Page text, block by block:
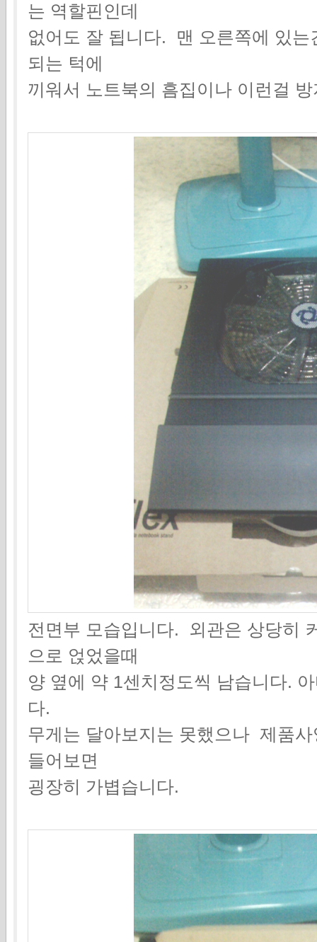
는 역할핀인데
없어도 잘 됩니다. 맨 오른쪽에 있
되는 턱에
끼워서 노트북의 흠집이나 이런걸
전면부 모습입니다. 외관은 상당히
으로 얹었을때
양 옆에 약 1센치정도씩 남습니다.
다.
무게는 달아보지는 못했으나 제품
들어보면
굉장히 가볍습니다.